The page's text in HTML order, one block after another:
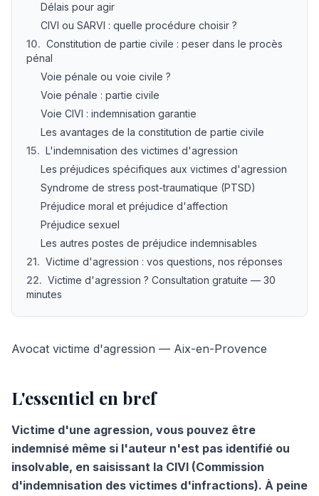
Délais pour agir
CIVI ou SARVI : quelle procédure choisir ?
10. Constitution de partie civile : peser dans le procès
pénal
Voie pénale ou voie civile ?
Voie pénale : partie civile
Voie CIVI : indemnisation garantie
Les avantages de la constitution de partie civile
15. L'indemnisation des victimes d'agression
Les préjudices spécifiques aux victimes d'agression
Syndrome de stress post-traumatique (PTSD)
Préjudice moral et préjudice d'affection
Préjudice sexuel
Les autres postes de préjudice indemnisables
21. Victime d'agression : vos questions, nos réponses
22. Victime d'agression ? Consultation gratuite — 30
minutes
Avocat victime d'agression — Aix-en-Provence
L'essentiel en bref
Victime d'une agression, vous pouvez être
indemnisé même si l'auteur n'est pas identifié ou
insolvable, en saisissant la CIVI (Commission
d'indemnisation des victimes d'infractions). À peine